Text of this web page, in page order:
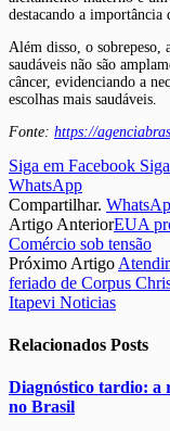
destacando a importância
Além disso, o sobrepeso,
saudáveis não são
câncer, evidenciando a
escolhas mais saudáveis.
Fonte: https://
Siga em Facebook
WhatsApp
Compartilhar.
Artigo AnteriorEUA
Comércio sob tensão
Próximo Artigo
feriado de Corpus
Itapevi Noticias
Relacionados Posts
Diagnóstico tardio: a
no Brasil